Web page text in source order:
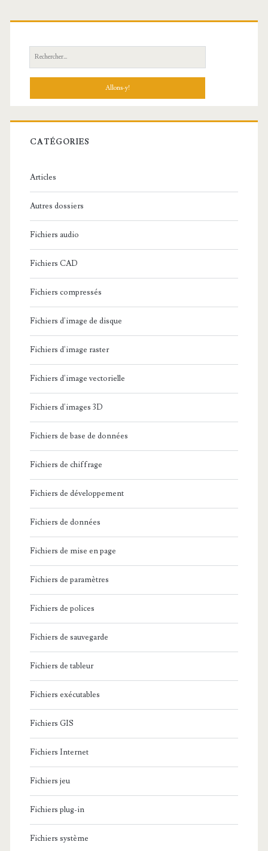
R
e
h
r
c
:
CATÉGORIES
Articles
Autres dossiers
Fichiers audio
Fichiers CAD
Fichiers compressés
Fichiers d'image de disque
Fichiers d'image raster
Fichiers d'image vectorielle
Fichiers d'images 3D
Fichiers de base de données
Fichiers de chiffrage
Fichiers de développement
Fichiers de données
Fichiers de mise en page
Fichiers de paramètres
Fichiers de polices
Fichiers de sauvegarde
Fichiers de tableur
Fichiers exécutables
Fichiers GIS
Fichiers Internet
Fichiers jeu
Fichiers plug-in
Fichiers système